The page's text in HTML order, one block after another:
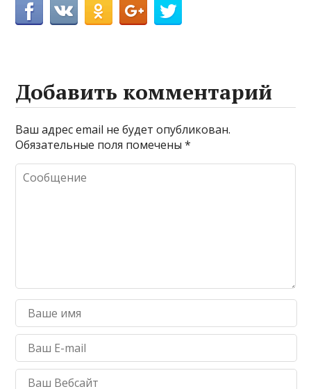
Добавить комментарий
Ваш адрес email не будет опубликован.
Обязательные поля помечены*